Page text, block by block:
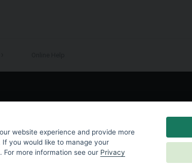
website experience and provide more
you would like to manage your
For more information see our Privacy